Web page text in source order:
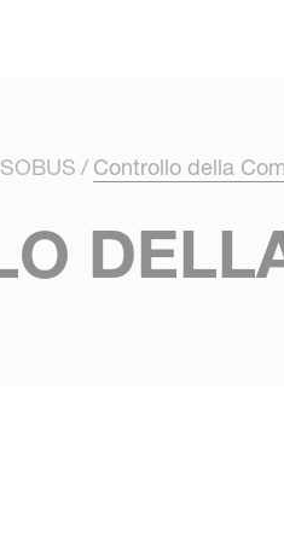
Controllo della